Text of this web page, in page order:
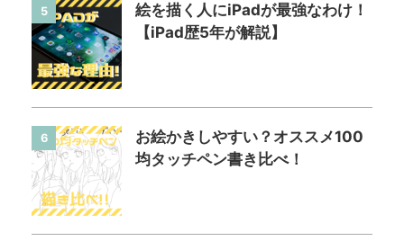
5
絵を描く人にiPadが最強なわけ！
【iPad歴5年が解説】
6
お絵かきしやすい？オススメ100
均タッチペン書き比べ！